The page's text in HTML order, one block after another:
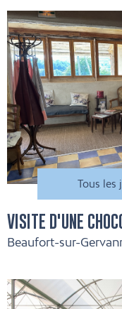
Tous les
VISITE D'UNE
Beaufort-sur-